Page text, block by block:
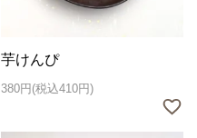
芋けんぴ
380円(税込410円)